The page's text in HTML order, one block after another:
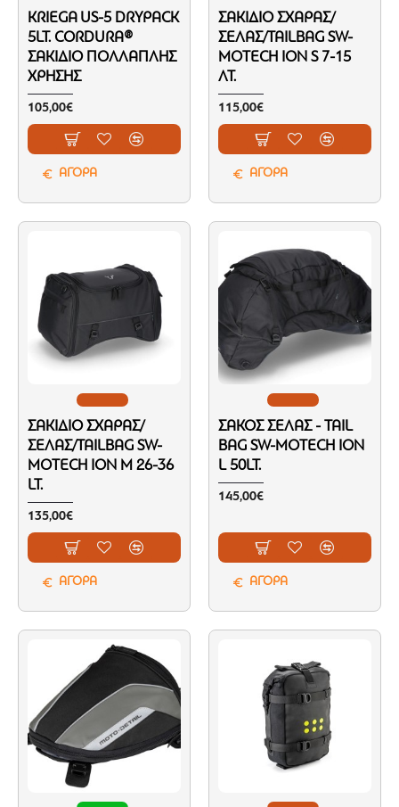
KRIEGA US-5 DRYPACK
5LT. CORDURA®
ΣΑΚΊΔΙΟ ΠΟΛΛΑΠΛΉΣ
ΧΡΉΣΗΣ
105,00€
ΑΓΟΡΑ
ΣΑΚΊΔΙΟ ΣΧΆΡΑΣ/
ΣΈΛΑΣ/TAILBAG SW-
MOTECH ION S 7-15
ΛΤ.
115,00€
ΑΓΟΡΑ
ΣΑΚΊΔΙΟ ΣΧΆΡΑΣ/
ΣΈΛΑΣ/TAILBAG SW-
MOTECH ION M 26-36
LT.
135,00€
ΑΓΟΡΑ
ΣΆΚΟΣ ΣΈΛΑΣ - TAIL
BAG SW-MOTECH ION
L 50LT.
145,00€
ΑΓΟΡΑ